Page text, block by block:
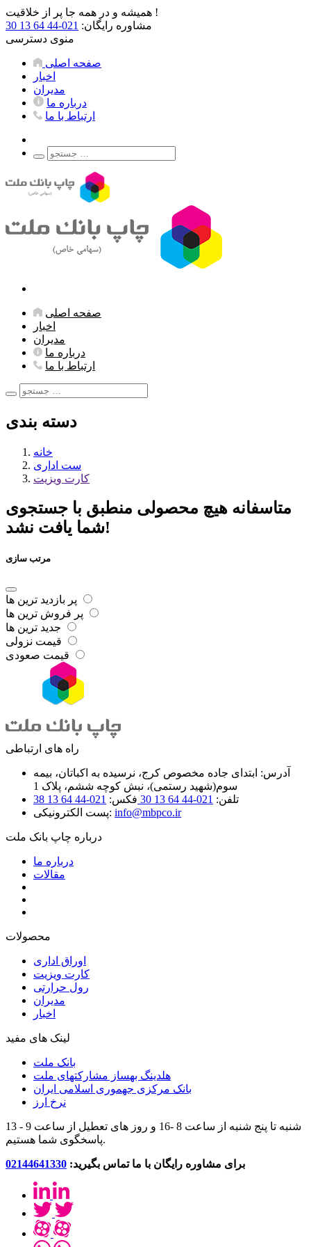
همیشه و در همه جا پر از خلاقیت !
مشاوره رایگان: 021-44 64 13 30
منوی دسترسی
صفحه اصلی
اخبار
مدیران
درباره ما
ارتباط با ما
صفحه اصلی
اخبار
مدیران
درباره ما
ارتباط با ما
دسته بندی
خانه
ست اداری
کارت ویزیت
متاسفانه هیچ محصولی منطبق با جستجوی
شما یافت نشد!
مرتب سازی
پر بازدید ترین ها
پر فروش ترین ها
جدید ترین ها
قیمت نزولی
قیمت صعودی
راه های ارتباطی
آدرس: ابتدای جاده مخصوص کرج، نرسیده به اکباتان، بیمه
سوم(شهید رستمی)، نبش کوچه ششم، پلاک 1
تلفن: 021-44 64 13 30 فکس: 021-44 64 13 38
پست الکترونیکی: info@mbpco.ir
درباره چاپ بانک ملت
درباره ما
مقالات
محصولات
اوراق اداری
کارت ویزیت
رول حرارتی
مدیران
اخبار
لینک های مفید
بانک ملت
هلدینگ بهساز مشارکتهای ملت
بانک مرکزی جهموری اسلامی ایران
نرخ ارز
شنبه تا پنج شنبه از ساعت 8 -16 و روز های تعطیل از ساعت 9 - 13
پاسخگوی شما هستیم.
برای مشاوره رایگان با ما تماس بگیرید: 02144641330